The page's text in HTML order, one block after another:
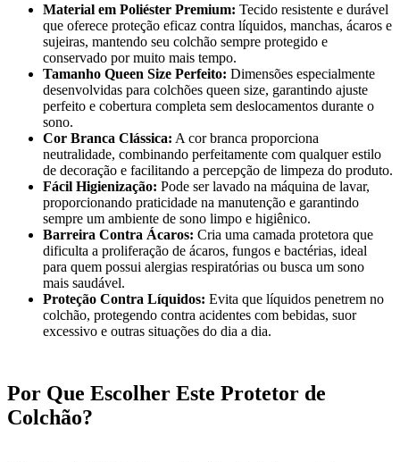
Material em Poliéster Premium: Tecido resistente e durável
que oferece proteção eficaz contra líquidos, manchas, ácaros e
sujeiras, mantendo seu colchão sempre protegido e
conservado por muito mais tempo.
Tamanho Queen Size Perfeito: Dimensões especialmente
desenvolvidas para colchões queen size, garantindo ajuste
perfeito e cobertura completa sem deslocamentos durante o
sono.
Cor Branca Clássica: A cor branca proporciona
neutralidade, combinando perfeitamente com qualquer estilo
de decoração e facilitando a percepção de limpeza do produto.
Fácil Higienização: Pode ser lavado na máquina de lavar,
proporcionando praticidade na manutenção e garantindo
sempre um ambiente de sono limpo e higiênico.
Barreira Contra Ácaros: Cria uma camada protetora que
dificulta a proliferação de ácaros, fungos e bactérias, ideal
para quem possui alergias respiratórias ou busca um sono
mais saudável.
Proteção Contra Líquidos: Evita que líquidos penetrem no
colchão, protegendo contra acidentes com bebidas, suor
excessivo e outras situações do dia a dia.
Por Que Escolher Este Protetor de
Colchão?